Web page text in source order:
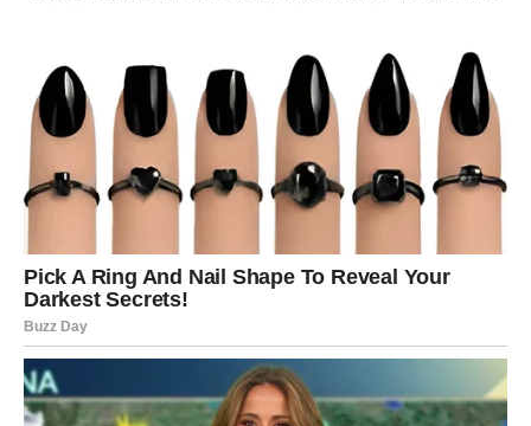
ŠKORPIJA – IZ PEPELA SE
RAĐA NOVA MOĆ
Škorpije su navikle na transformacije. Ali ono što dolazi
sada nije obična promena — ovo je preporod.
U poslednje vreme, mnoge Škorpije su osećale duboku
emotivnu težinu. Kao da se završava jedno poglavlje
života, ali novo još nije počelo. Taj osećaj praznine,
neizvesnosti i unutrašnje napetosti bio je priprema za
ono što dolazi.